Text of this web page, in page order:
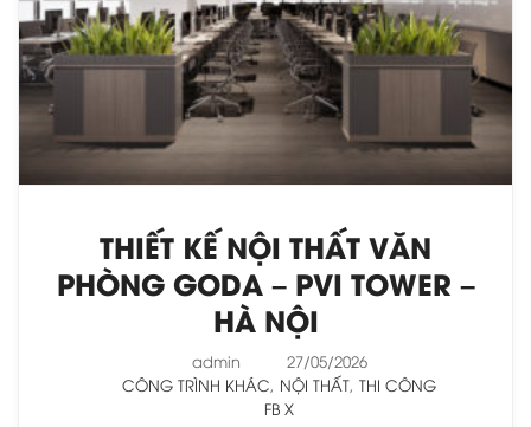
THIẾT KẾ NỘI THẤT VĂN
PHÒNG GODA – PVI TOWER –
HÀ NỘI
admin
27/05/2026
CÔNG TRÌNH KHÁC, NỘI THẤT, THI CÔNG
FB X